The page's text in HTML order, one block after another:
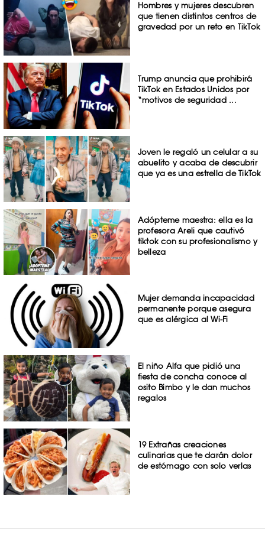
Hombres y mujeres descubren
que tienen distintos centros de
gravedad por un reto en TikTok
Trump anuncia que prohibirá
TikTok en Estados Unidos por
“motivos de seguridad ...
Joven le regaló un celular a su
abuelito y acaba de descubrir
que ya es una estrella de TikTok
Adópteme maestra: ella es la
profesora Areli que cautivó
tiktok con su profesionalismo y
belleza
Mujer demanda incapacidad
permanente porque asegura
que es alérgica al Wi-Fi
El niño Alfa que pidió una
fiesta de concha conoce al
osito Bimbo y le dan muchos
regalos
19 Extrañas creaciones
culinarias que te darán dolor
de estómago con solo verlas